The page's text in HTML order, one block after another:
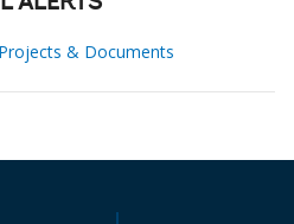
& Documents